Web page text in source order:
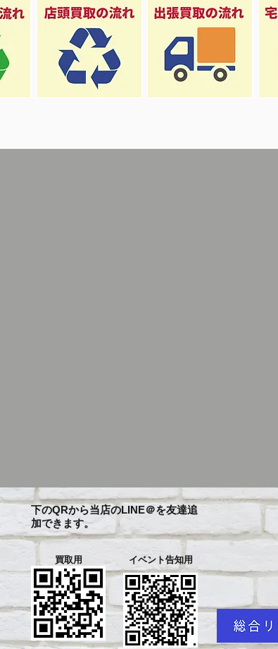
下のQRから当店のLINE＠を友達追
加できます。
買取用 イベント告知用